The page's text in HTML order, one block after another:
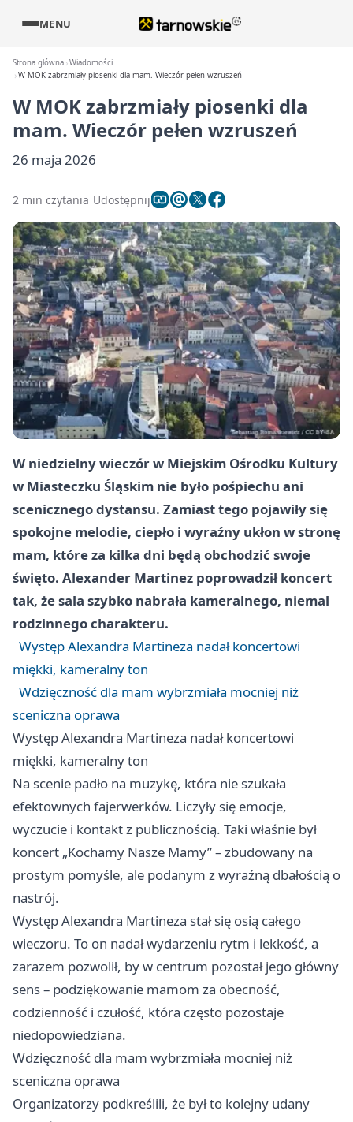
MENU
Strona główna Wiadomości
W MOK zabrzmiały piosenki dla mam. Wieczór pełen wzruszeń
W MOK zabrzmiały piosenki dla
mam. Wieczór pełen wzruszeń
26 maja 2026
2 min czytania Udostępnij
W niedzielny wieczór w Miejskim Ośrodku Kultury
w Miasteczku Śląskim nie było pośpiechu ani
scenicznego dystansu. Zamiast tego pojawiły się
spokojne melodie, ciepło i wyraźny ukłon w stronę
mam, które za kilka dni będą obchodzić swoje
święto. Alexander Martinez poprowadził koncert
tak, że sala szybko nabrała kameralnego, niemal
rodzinnego charakteru.
Występ Alexandra Martineza nadał koncertowi
miękki, kameralny ton
Wdzięczność dla mam wybrzmiała mocniej niż
sceniczna oprawa
Występ Alexandra Martineza nadał koncertowi
miękki, kameralny ton
Na scenie padło na muzykę, która nie szukała
efektownych fajerwerków. Liczyły się emocje,
wyczucie i kontakt z publicznością. Taki właśnie był
koncert „Kochamy Nasze Mamy” – zbudowany na
prostym pomyśle, ale podanym z wyraźną dbałością o
nastrój.
Występ Alexandra Martineza stał się osią całego
wieczoru. To on nadał wydarzeniu rytm i lekkość, a
zarazem pozwolił, by w centrum pozostał jego główny
sens – podziękowanie mamom za obecność,
codzienność i czułość, która często pozostaje
niedopowiedziana.
Wdzięczność dla mam wybrzmiała mocniej niż
sceniczna oprawa
Organizatorzy podkreślili, że był to kolejny udany